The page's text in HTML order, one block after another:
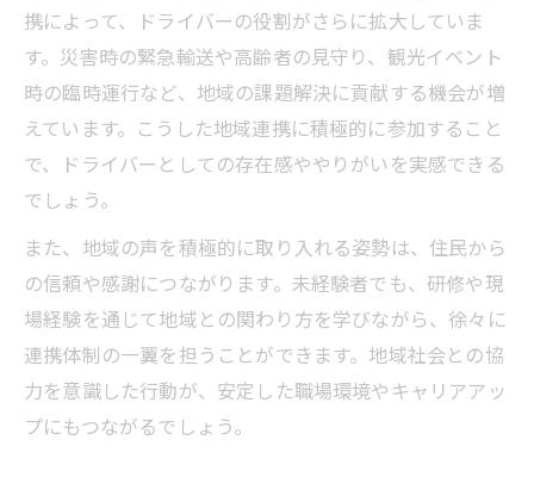
携によって、ドライバーの役割がさらに拡大していま
す。災害時の緊急輸送や高齢者の見守り、観光イベント
時の臨時運行など、地域の課題解決に貢献する機会が増
えています。こうした地域連携に積極的に参加すること
で、ドライバーとしての存在感ややりがいを実感できる
でしょう。
また、地域の声を積極的に取り入れる姿勢は、住民から
の信頼や感謝につながります。未経験者でも、研修や現
場経験を通じて地域との関わり方を学びながら、徐々に
連携体制の一翼を担うことができます。地域社会との協
力を意識した行動が、安定した職場環境やキャリアアッ
プにもつながるでしょう。